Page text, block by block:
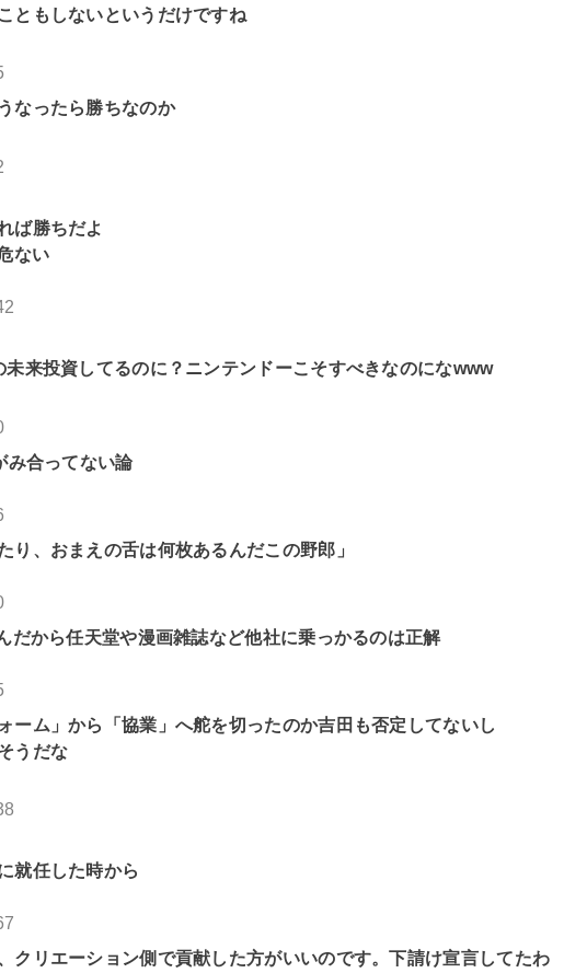
ともしないというだけですね
なったら勝ちなのか
ば勝ちだよ
ない
来投資してるのに？ニンテンドーこそすべきなのになwww
み合ってない論
り、おまえの舌は何枚あるんだこの野郎」
だから任天堂や漫画雑誌など他社に乗っかるのは正解
ーム」から「協業」へ舵を切ったのか吉田も否定してないし
うだな
就任した時から
クリエーション側で貢献した方がいいのです。下請け宣言してたわ